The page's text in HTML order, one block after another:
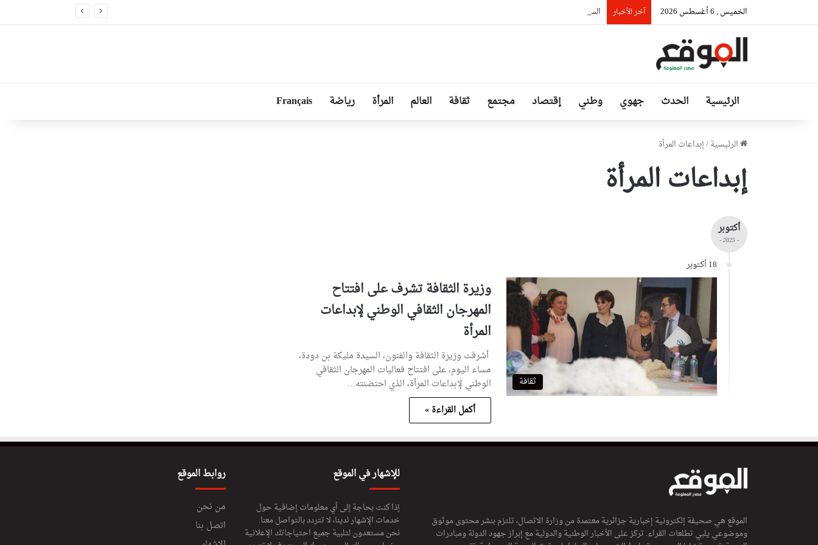
الخميس , 6 أغسطس 2026 آخر الأخبار السيّد عطاف يستقبل من طرف رئيسة مجلس الجمهورية للجمعية الوطنية البيلاروسية
الرئيسية الحدث جهوي وطني إقتصاد مجتمع ثقافة العالم المرأة رياضة Français
الرئيسية/إبداعات المرأة
إبداعات المرأة
أكتوبر
- 2025 -
18 أكتوبر
ثقافة
وزيرة الثقافة تشرف على افتتاح
المهرجان الثقافي الوطني لإبداعات
المرأة
أشرفت وزيرة الثقافة والفنون، السيدة مليكة بن دودة،
مساء اليوم، على افتتاح فعاليات المهرجان الثقافي
الوطني لإبداعات المرأة، الذي احتضنته…
أكمل القراءة »
الموقع هي صحيفة إلكترونية إخبارية جزائرية معتمدة من وزارة الاتصال، تلتزم بنشر محتوى موثوق
وموضوعي يلبي تطلعات القراء. تركز على الأخبار الوطنية والدولية مع إبراز جهود الدولة ومبادرات
للإشهار في الموقع
إذا كنت بحاجة إلى أي معلومات إضافية حول
خدمات الإشهار لدينا، لا تتردد بالتواصل معنا.
نحن مستعدون لتلبية جميع احتياجاتك الإعلانية
روابط الموقع
من نحن
اتصل بنا